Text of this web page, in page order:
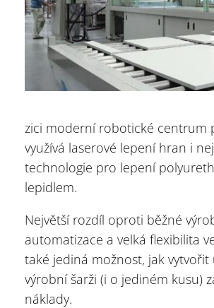
zici moderní robotické centrum
využívá laserové lepení hran i
technologie pro lepení
lepidlem.
Největší rozdíl oproti běžné
automatizace a velká flexibilita
také jediná možnost, jak
výrobní šarži (i o jediném kusu)
náklady.